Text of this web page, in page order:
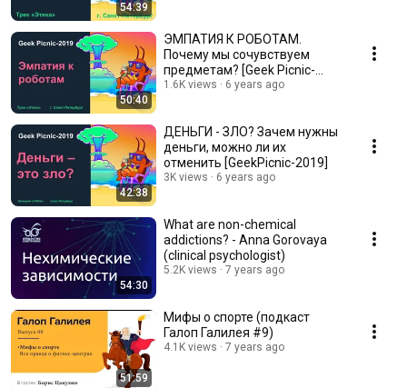
54:39
50:40
ЭМПАТИЯ К РОБОТАМ.
Почему мы сочувствуем
предметам? [Geek Picnic-
2019]
1.6K views 6 years ago
42:38
ДЕНЬГИ - ЗЛО? Зачем нужны
деньги, можно ли их
отменить [GeekPicnic-2019]
3K views 6 years ago
54:30
What are non-chemical
addictions? - Anna Gorovaya
(clinical psychologist)
5.2K views 7 years ago
51:59
Мифы о спорте (подкаст
Галоп Галилея #9)
4.1K views 7 years ago